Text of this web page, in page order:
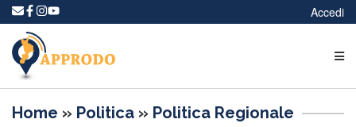
Accedi
Home » Politica » Politica Regionale